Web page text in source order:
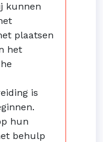
kunnen
plaatsen
het
is
hun
behulp